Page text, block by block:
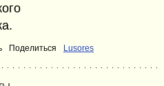
Поделиться Lusores